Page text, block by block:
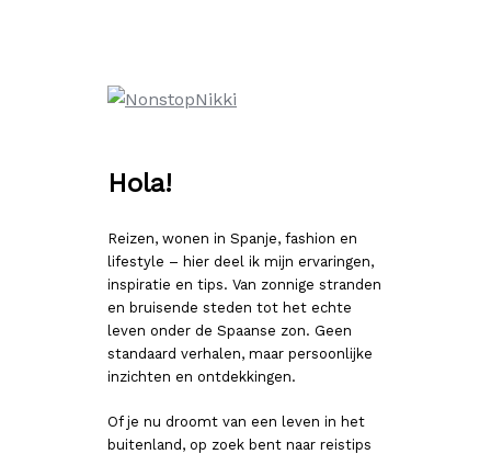
Hola!
Reizen, wonen in Spanje, fashion en
lifestyle – hier deel ik mijn ervaringen,
inspiratie en tips. Van zonnige stranden
en bruisende steden tot het echte
leven onder de Spaanse zon. Geen
standaard verhalen, maar persoonlijke
inzichten en ontdekkingen.
Of je nu droomt van een leven in het
buitenland, op zoek bent naar reistips